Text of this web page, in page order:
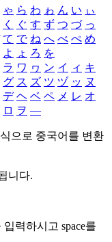
ゃ ら わ ゎ ん い ぃ
く ぐ す ず つ づ っ
て で ね へ べ ぺ め
よ ょ ろ を
ラ ワ ヮ ン イ ィ キ
グ ス ズ ツ ヅ ッ ヌ
デ ヘ ベ ペ メ レ オ
ロ ヲ ―
으로 중국어를 변환
니다.
입력하시고 space를